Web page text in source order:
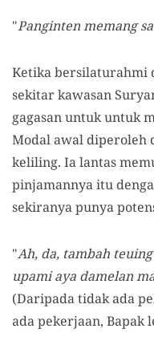
"Panginten memang
Ketika bersilaturahmi
sekitar kawasan
gagasan untuk untuk
Modal awal diperoleh
keliling. Ia lantas
pinjamannya itu
sekiranya punya
"Ah, da, tambah
upami aya damelan
(Daripada tidak ada
ada pekerjaan,